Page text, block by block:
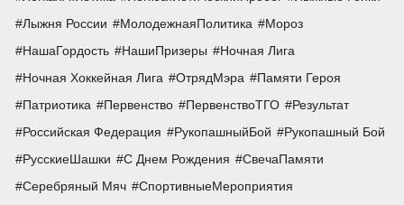
Лыжня России
МолодежнаяПолитика
Мороз
НашаГордость
НашиПризеры
Ночная Лига
Ночная Хоккейная Лига
ОтрядМэра
Памяти Героя
Патриотика
Первенство ПервенствоТГО
Результат
Российская Федерация
РукопашныйБой
Рукопашный Бой
РусскиеШашки
С Днем Рождения
СвечаПамяти
Серебряный Мяч
СпортивныеМероприятия